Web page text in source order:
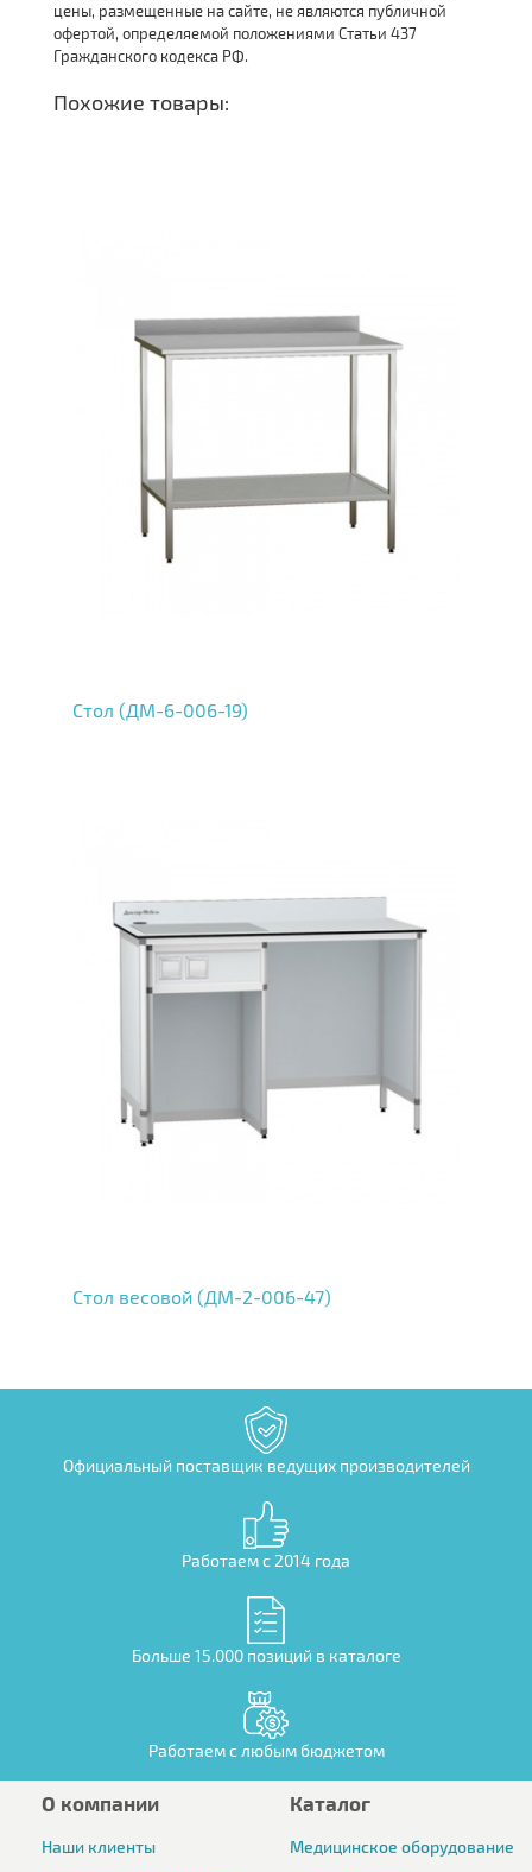
цены, размещенные на сайте, не являются публичной
офертой, определяемой положениями Статьи 437
Гражданского кодекса РФ.
Похожие товары:
Стол (ДМ-6-006-19)
Стол весовой (ДМ-2-006-47)
Официальный поставщик ведущих производителей
Работаем с 2014 года
Больше 15.000 позиций в каталоге
Работаем с любым бюджетом
О компании
Наши клиенты
Каталог
Медицинское оборудование